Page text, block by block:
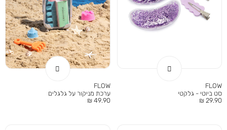
FLOW
סט ביוטי - גלקטי
מחיר
29.90 ₪
FLOW
ערכת מניקור על גלגלים
מחיר
49.90 ₪